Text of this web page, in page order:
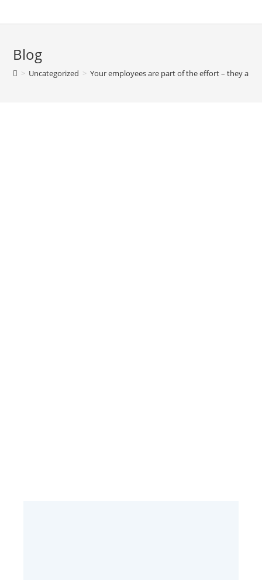
Blog
> Uncategorized > Your employees are part of the effort – they are